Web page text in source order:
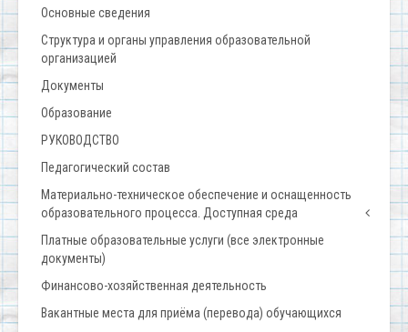
Основные сведения
Структура и органы управления образовательной
организацией
Документы
Образование
РУКОВОДСТВО
Педагогический состав
Материально-техническое обеспечение и оснащенность
образовательного процесса. Доступная среда
Платные образовательные услуги (все электронные
документы)
Финансово-хозяйственная деятельность
Вакантные места для приёма (перевода) обучающихся